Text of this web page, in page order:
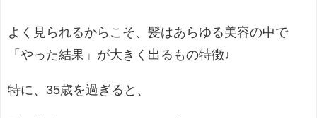
よく見られるからこそ、髪はあらゆる美容の中で
「やった結果」が大きく出るもの特徴♩
特に、35歳を過ぎると、